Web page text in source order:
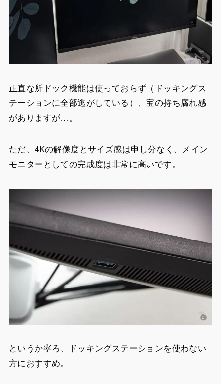
正直な所ドック機能は使っておらず（ドッキングス
テーションに全部逃がしている）、宝の持ち腐れ感
がありますが…。
ただ、4Kの解像度とサイズ感は申し分なく、メイン
モニターとしての完成度は非常に高いです。
というか寧ろ、ドッキングステーションを使わない
方におすすめ。